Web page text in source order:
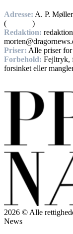
Adresse: A. P.
(
)
Redaktion:
Priser: Alle priser for
Forbehold: Fejltryk,
forsinket eller
2026 © Alle
News